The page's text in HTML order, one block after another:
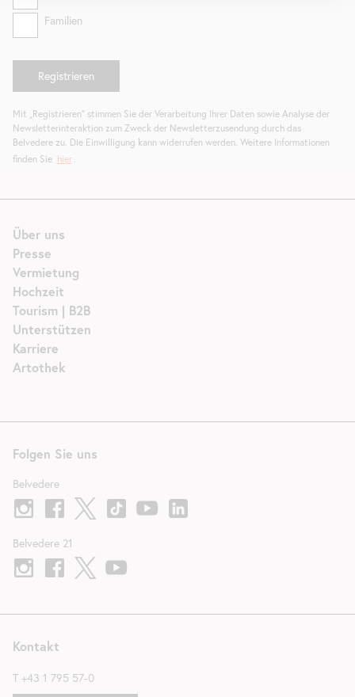
Über uns
Presse
Vermietung
Hochzeit
Tourism | B2B
Unterstützen
Karriere
Artothek
Kontakt
T +43 1 795 57-0
Folgen Sie uns
Belvedere
Belvedere 21
Familien
Mit „Registrieren“ stimmen Sie der Verarbeitung Ihrer Daten sowie Analyse der
Newsletterinteraktion zum Zweck der Newsletterzusendung durch das
Belvedere zu. Die Einwilligung kann widerrufen werden. Weitere Informationen
finden Sie hier